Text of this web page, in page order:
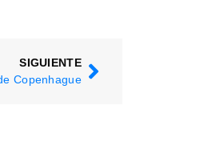
SIGUIENTE
Copenhague